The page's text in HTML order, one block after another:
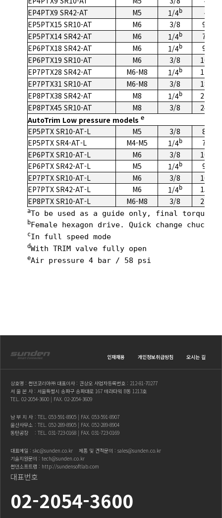
EP4PTX9 SR42-AT
M5 1/4b
4-9
EP5PTX15 SR10-AT
M6 3/8
9-15
EP5PTX14 SR42-AT
M6 1/4b
7-14
EP6PTX18 SR42-AT
M6 1/4b
9-18
EP6PTX19 SR10-AT
M6 3/8
10-19
EP7PTX28 SR42-AT
M6-M8 1/4b
17-28
EP7PTX31 SR10-AT
M6-M8 3/8
18-31
EP8PTX38 SR42-AT
M8 1/4b
22-38
EP8PTX45 SR10-AT
M8 3/8
24-45
AutoTrim Low pressure models e
EP5PTX SR10-AT-L M5 3/8
8-13
EP5PTX SR4-AT-L
M4-M5 1/4b
7-12
EP6PTX SR10-AT-L
M6 3/8
10-17
EP6PTX SR42-AT-L
M5 1/4b
9-16
EP7PTX SR10-AT-L
M6 3/8
16-22
EP7PTX SR42-AT-L
M6 1/4b
15-21
EP8PTX SR10-AT-L
M6-M8 3/8 21-32
aTo be used as a guide only, final torque
bFemale hexagon drive. Quick change chuck.
cIn full speed mode
dWith TRIM valve fully open
eAir pressure 4 bar / 58 psi
인재채용 개인정보취급방침 오시는 길
상호명 : 썬덴코리아㈜ 대표이사 : 권상오 사업자등록번호 : 212-81-70277
서 울 본 사 : 서울특별시 송파구 송파대로 167 테라타워 B동 1213호
TEL. 02-2054-3600 | FAX. 02-2054-3609
남 부 지 사 : TEL. 053-591-8905 | FAX. 053-591-8907
울산사무소 : TEL. 052-289-8905 | FAX. 052-289-8904
동탄공장
: TEL. 031-723-0168 | FAX. 031-723-0169
대표메일 : skc@sunden.co.kr 제품 및 견적문의 : sales@sunden.co.kr
기술지원문의 : tech@sunden.co.kr
썬덴소프트랩 : http://sundensoftlab.com
대표번호
02-2054-3600